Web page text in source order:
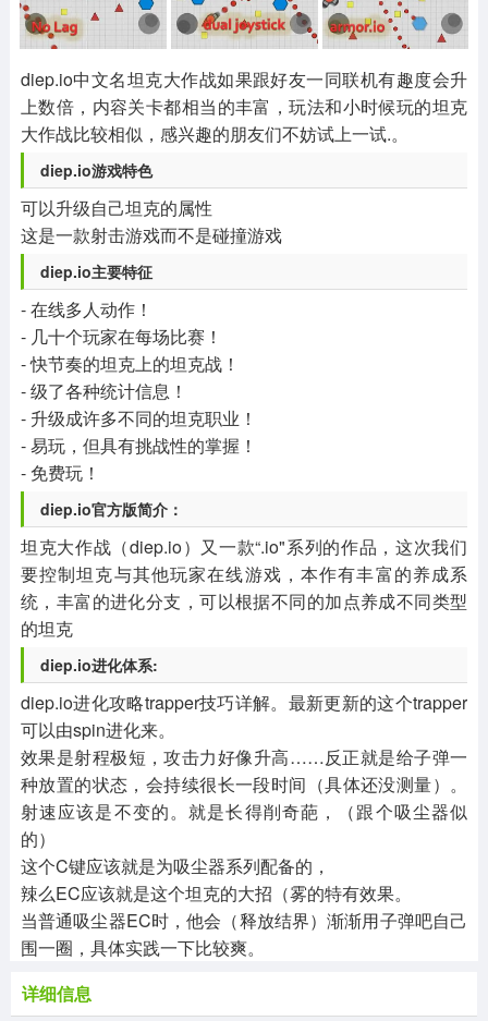
其他
1654款应用
游戏助手
515款应用
MOD游戏
1056款应用
diep.io中文名坦克大作战如果跟好友一同联机有趣度会升
上数倍，内容关卡都相当的丰富，玩法和小时候玩的坦克
大作战比较相似，感兴趣的朋友们不妨试上一试.。
diep.io游戏特色
可以升级自己坦克的属性
这是一款射击游戏而不是碰撞游戏
diep.io主要特征
- 在线多人动作！
- 几十个玩家在每场比赛！
- 快节奏的坦克上的坦克战！
- 级了各种统计信息！
- 升级成许多不同的坦克职业！
- 易玩，但具有挑战性的掌握！
- 免费玩！
diep.io官方版简介：
坦克大作战（diep.io）又一款“.io"系列的作品，这次我们
要控制坦克与其他玩家在线游戏，本作有丰富的养成系
统，丰富的进化分支，可以根据不同的加点养成不同类型
的坦克
diep.io进化体系:
diep.io进化攻略trapper技巧详解。最新更新的这个trapper
可以由spin进化来。
效果是射程极短，攻击力好像升高……反正就是给子弹一
种放置的状态，会持续很长一段时间（具体还没测量）。
射速应该是不变的。就是长得削奇葩，（跟个吸尘器似
的）
这个C键应该就是为吸尘器系列配备的，
辣么EC应该就是这个坦克的大招（雾的特有效果。
当普通吸尘器EC时，他会（释放结界）渐渐用子弹吧自己
围一圈，具体实践一下比较爽。
详细信息